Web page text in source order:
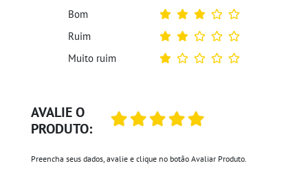
AVALIE O
PRODUTO:
Preencha seus dados, avalie e clique no botão Avaliar Produto.
Bom
Ruim
Muito ruim